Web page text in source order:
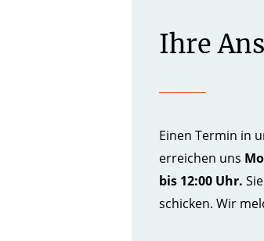
Ihre
Einen Termin in
erreichen uns
bis 12:00 Uhr.
schicken. Wir